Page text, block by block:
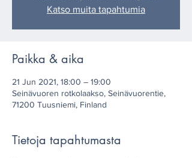
Katso muita tapahtumia
Paikka & aika
21 Jun 2021, 18:00 – 19:00
Seinävuoren rotkolaakso, Seinävuorentie,
71200 Tuusniemi, Finland
Tietoja tapahtumasta